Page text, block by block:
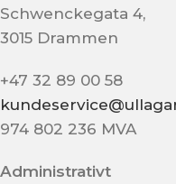
Schwenckegata 4,
3015 Drammen
+47 32 89 00 58
974 802 236 MVA
Administrativt